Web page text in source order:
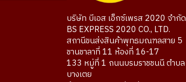
บริษัท บีเอส เอ็กซ์เพรส 2020 จำกัด
BS EXPRESS 2020 CO., LTD.
สถานีขนส่งสินค้าพุทธมณฑลสาย 5
ชานชาลาที่ 11 ห้องที่ 16-17
133 หมู่ที่ 1 ถนนบรมราชชนนี ตำบล
บางเตย